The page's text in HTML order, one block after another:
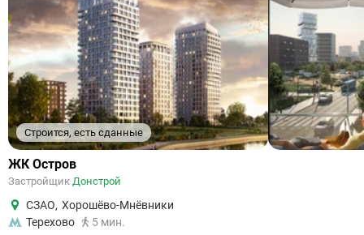
Строится, есть сданные
ЖК Остров
Застройщик Донстрой
СЗАО, Хорошёво-Мнёвники
Терехово
5 мин.